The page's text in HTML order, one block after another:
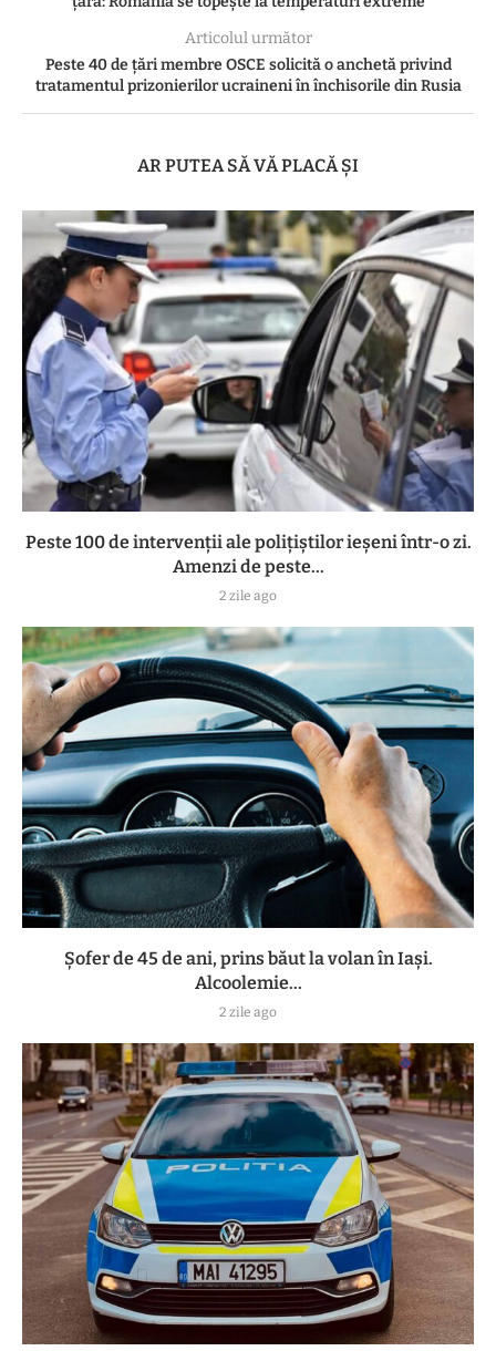
Articolul următor
Peste 40 de ţări membre OSCE solicită o anchetă privind
tratamentul prizonierilor ucraineni în închisorile din Rusia
AR PUTEA SĂ VĂ PLACĂ ȘI
Peste 100 de intervenții ale polițiștilor ieșeni într-o zi.
Amenzi de peste...
2 zile ago
Șofer de 45 de ani, prins băut la volan în Iași.
Alcoolemie...
2 zile ago